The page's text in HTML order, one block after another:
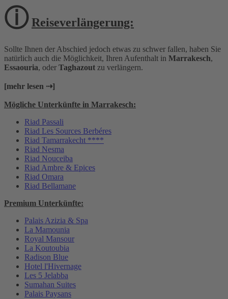
ⓘ Reiseverlängerung:
Sollte Ihnen der Abschied jedoch etwas zu schwer fallen, haben Sie
natürlich auch die Möglichkeit, Ihren Aufenthalt in Marrakesch,
Essaouria, oder Taghazout zu verlängern.
[mehr lesen ⇢]
Mögliche Unterkünfte in Marrakesch:
Riad Passali
Riad Les Sources Berbéres
Riad Tamarrakecht ****
Riad Nesma
Riad Nouceiba
Riad Ambre & Epices
Riad Omara
Riad Bellamane
Premium Unterkünfte:
Palais Azizia & Spa
La Mamounia
Royal Mansour
La Koutoubia
Radison Blue
Hotel l'Hivernage
Les 5 Jelabba
Sumahan Suites
Palais Paysans